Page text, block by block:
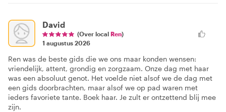
David
(Over local Ren)
1 augustus 2026
Ren was de beste gids die we ons maar konden wensen:
vriendelijk, attent, grondig en zorgzaam. Onze dag met haar
was een absoluut genot. Het voelde niet alsof we de dag met
een gids doorbrachten, maar alsof we op pad waren met
ieders favoriete tante. Boek haar. Je zult er ontzettend blij mee
zijn.